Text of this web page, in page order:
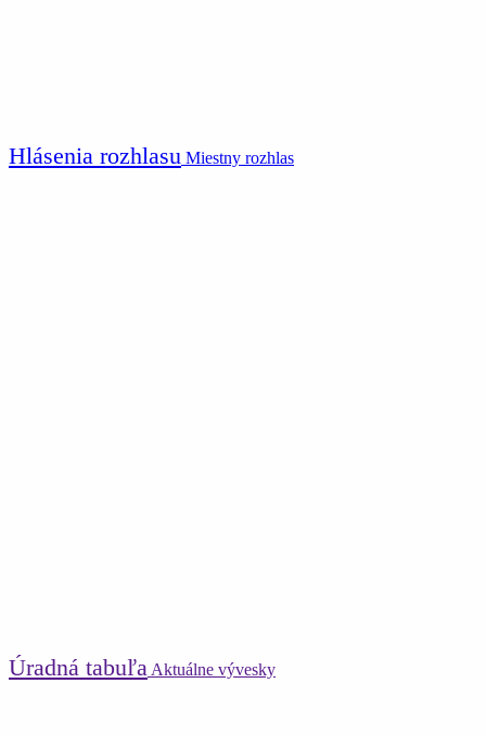
Hlásenia rozhlasu Miestny rozhlas
Úradná tabuľa Aktuálne vývesky